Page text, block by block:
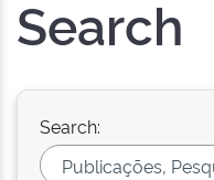
Search
Search: